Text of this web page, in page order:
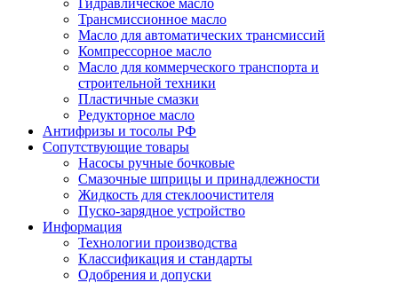
Трансмиссионное масло
Масло для автоматических трансмиссий
Компрессорное масло
Масло для коммерческого транспорта и
строительной техники
Пластичные смазки
Редукторное масло
Антифризы и тосолы РФ
Сопутствующие товары
Насосы ручные бочковые
Смазочные шприцы и принадлежности
Жидкость для стеклоочистителя
Пуско-зарядное устройство
Информация
Технологии производства
Классификация и стандарты
Одобрения и допуски